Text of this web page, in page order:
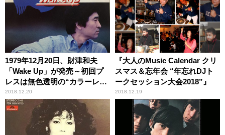
1979年12月20日、財津和夫
「Wake Up」が発売～初回プ
レスは無色透明の“カラーレコ
ード”
2018.12.20
『大人のMusic Calendar クリ
スマス＆忘年会 “年忘れDJト
ークセッション大会2018”』
2018.12.19